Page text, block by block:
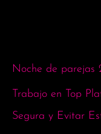
Noche de parejas
Trabajo en Top
Segura y Evitar